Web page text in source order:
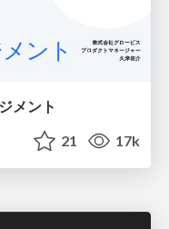
メント
21 17k